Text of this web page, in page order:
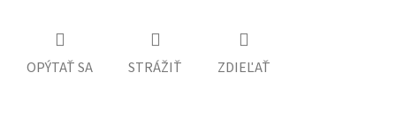
OPÝTAŤ SA STRÁŽIŤ ZDIEĽAŤ